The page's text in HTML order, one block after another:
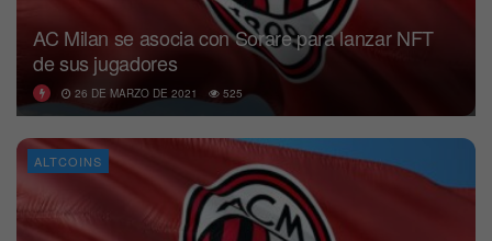
AC Milan se asocia con Sorare para lanzar NFT
de sus jugadores
26 DE MARZO DE 2021 525
ALTCOINS